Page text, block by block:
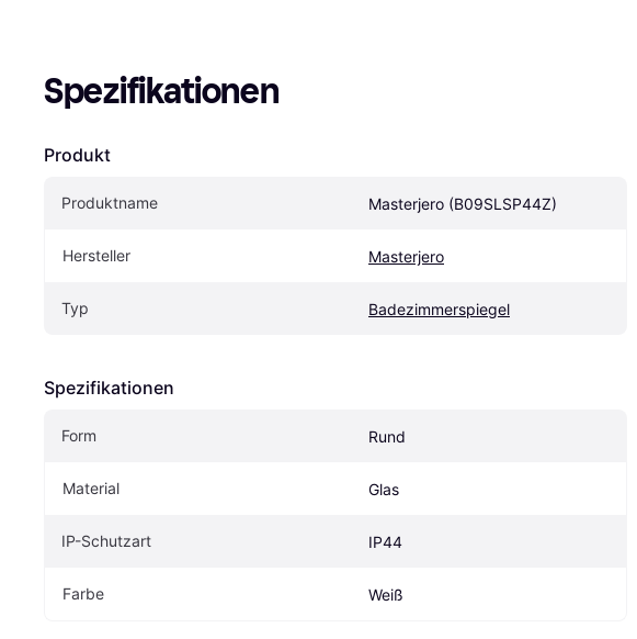
Spezifikationen
Produkt
Produktname Masterjero (B09SLSP44Z)
Hersteller Masterjero
Typ Badezimmerspiegel
Spezifikationen
Form Rund
Material Glas
IP-Schutzart IP44
Farbe Weiß